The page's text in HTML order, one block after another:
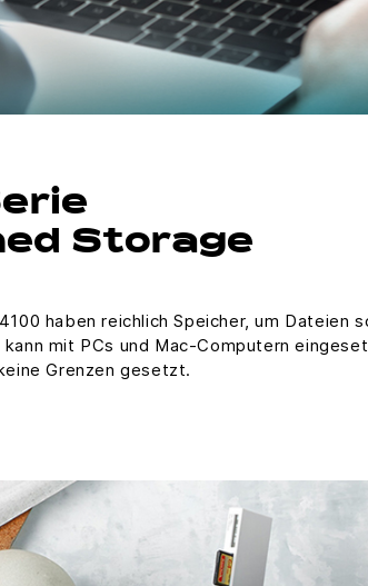
Storage
haben reichlich Speicher, um
mit PCs und Mac-Computern
Grenzen gesetzt.